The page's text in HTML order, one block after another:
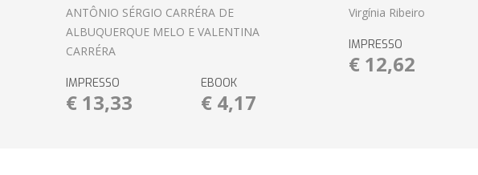
ANTÔNIO SÉRGIO CARRÉRA DE
ALBUQUERQUE MELO E VALENTINA
CARRÉRA
IMPRESSO
€ 13,33
EBOOK
€ 4,17
Virgínia Ribeiro
IMPRESSO
€ 12,62